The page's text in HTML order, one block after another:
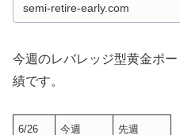
semi-retire-early.com
今週のレバレッジ型黄金ポ
績です。
6/26 今週 先週